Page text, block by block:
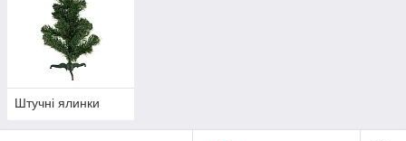
Штучні ялинки